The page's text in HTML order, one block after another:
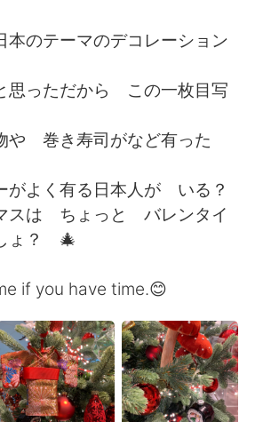
简体中文
Español
Français
日本語
Русский
Tiếng Việt
のテーマのデコレーション
思っただから この一枚目写
巻き寿司がなど有った
がよく有る日本人が いる？
スは ちょっと バレンタイ
ょ？ 🎄
if you have time.😊